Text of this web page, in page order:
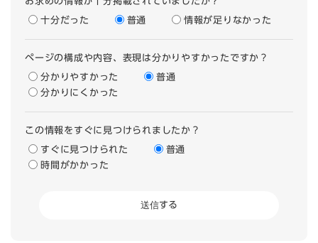
十分だった 普通 情報が足りなかった
ページの構成や内容、表現は分かりやすかったですか？
分かりやすかった
普通
分かりにくかった
この情報をすぐに見つけられましたか？
すぐに見つけられた
普通
時間がかかった